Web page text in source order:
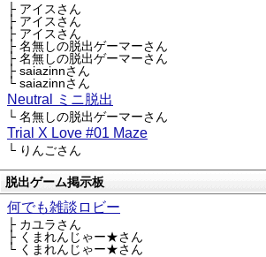
├ アイスさん
├ アイスさん
├ アイスさん
├ 名無しの脱出ゲーマーさん
├ 名無しの脱出ゲーマーさん
├ saiazinnさん
└ saiazinnさん
Neutral ミニ脱出
└ 名無しの脱出ゲーマーさん
Trial X Love #01 Maze
└ りんごさん
脱出ゲーム掲示板
何でも雑談ロビー
├ カユラさん
├ くまれんじゃー★さん
└ くまれんじゃー★さん